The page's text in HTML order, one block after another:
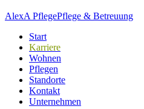
AlexA PflegePflege & Betreuung
Start
Karriere
Wohnen
Pflegen
Standorte
Kontakt
Unternehmen